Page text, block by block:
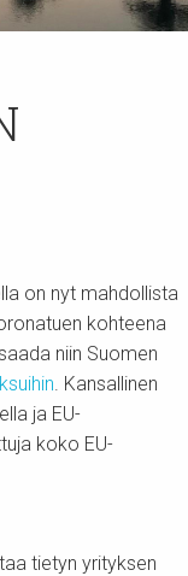
on nyt mahdollista
kohteena
niin Suomen
. Kansallinen
ja EU-
koko EU-
tietyn yrityksen